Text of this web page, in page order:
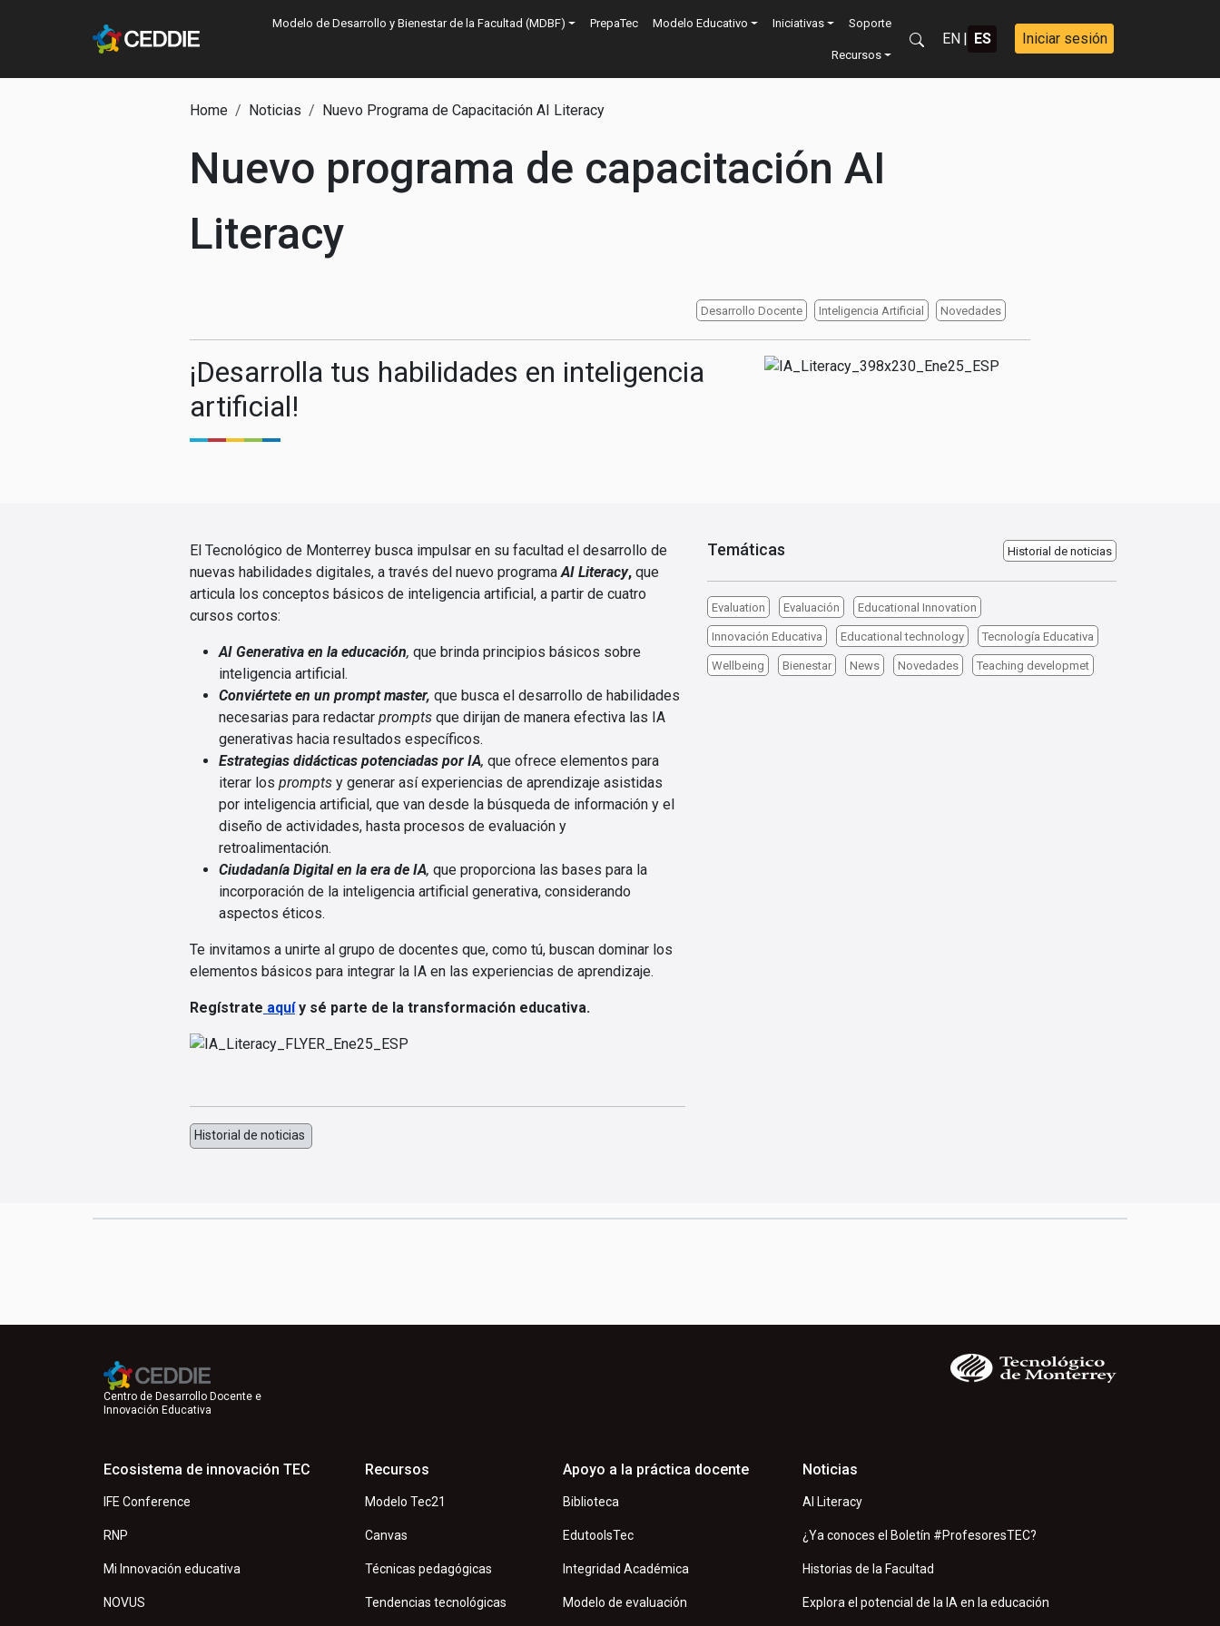
Main navigation
Modelo de Desarrollo y Bienestar de la Facultad (MDBF) PrepaTec Modelo Educativo Iniciativas Soporte
Recursos
EN | ES Iniciar sesión
Ruta de navegación
Home Noticias Nuevo Programa de Capacitación AI Literacy
Nuevo programa de capacitación AI
Literacy
Desarrollo Docente Inteligencia Artificial Novedades
¡Desarrolla tus habilidades en inteligencia
artificial!
Image
El Tecnológico de Monterrey busca impulsar en su facultad el desarrollo de
nuevas habilidades digitales, a través del nuevo programaAI Literacy, que
articula los conceptos básicos de inteligencia artificial, a partir de cuatro
cursos cortos:
AI Generativa en la educación, que brinda principios básicos sobre
inteligencia artificial.
Conviértete en un prompt master, que busca el desarrollo de habilidades
necesarias para redactar prompts que dirijan de manera efectiva las IA
generativas hacia resultados específicos.
Estrategias didácticas potenciadas por IA, que ofrece elementos para
iterar los prompts y generar así experiencias de aprendizaje asistidas
por inteligencia artificial, que van desde la búsqueda de información y el
diseño de actividades, hasta procesos de evaluación y
retroalimentación.
Ciudadanía Digital en la era de IA, que proporciona las bases para la
incorporación de la inteligencia artificial generativa, considerando
aspectos éticos.
Te invitamos a unirte al grupo de docentes que, como tú, buscan dominar los
elementos básicos para integrar la IA en las experiencias de aprendizaje.
Regístrate aquíy sé parte de la transformación educativa.
Historial de noticias
Temáticas Historial de noticias
Evaluation Evaluación Educational Innovation
Innovación Educativa Educational technology Tecnología Educativa
Wellbeing Bienestar News Novedades Teaching developmet
Centro de Desarrollo Docente e
Innovación Educativa
Ecosistema de innovación TEC
IFE Conference
RNP
Mi Innovación educativa
NOVUS
Recursos
Modelo Tec21
Canvas
Técnicas pedagógicas
Tendencias tecnológicas
Apoyo a la práctica docente
Biblioteca
EdutoolsTec
Integridad Académica
Modelo de evaluación
Noticias
AI Literacy
¿Ya conoces el Boletín #ProfesoresTEC?
Historias de la Facultad
Explora el potencial de la IA en la educación